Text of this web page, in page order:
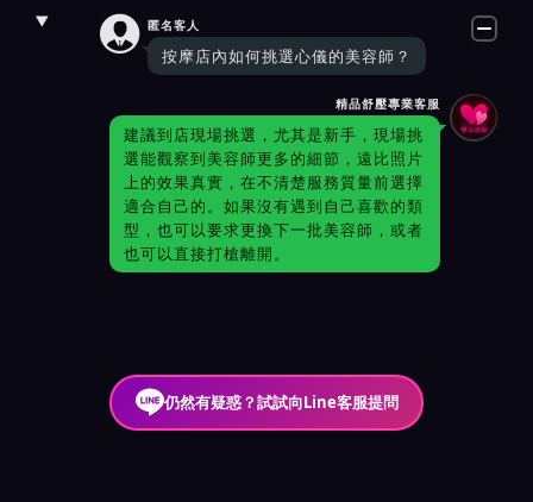
 匿名客人
按摩店內如何挑選心儀的美容師？
精品舒壓專業客服
建議到店現場挑選，尤其是新手，現場挑
選能觀察到美容師更多的細節，遠比照片
上的效果真實，在不清楚服務質量前選擇
適合自己的。如果沒有遇到自己喜歡的類
型，也可以要求更換下一批美容師，或者
也可以直接打槍離開。
仍然有疑惑？試試向Line客服提問